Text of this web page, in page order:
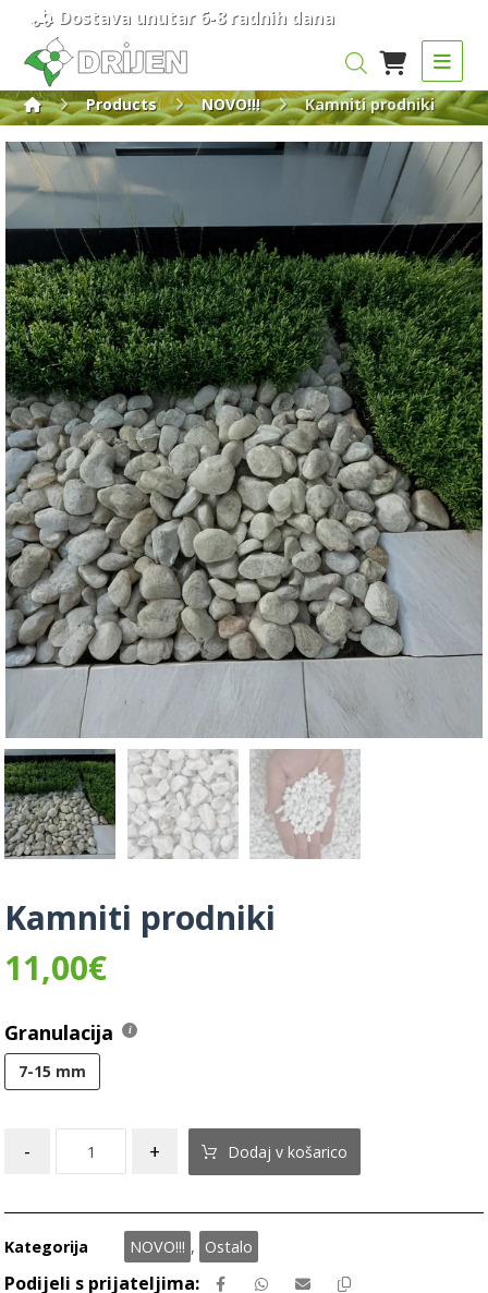
Dostava unutar 6-8 radnih dana
Products NOVO!!! Kamniti prodniki
Kamniti prodniki
11,00€
Granulacija
7-15 mm
- + Dodaj v košarico
Kategorija NOVO!!! , Ostalo